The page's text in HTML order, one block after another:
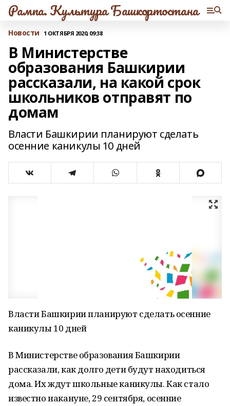
Рампа. Культура Башкортостана
Новости 1 ОКТЯБРЯ 2020, 09:38
В Министерстве
образования Башкирии
рассказали, на какой срок
школьников отправят по
домам
Власти Башкирии планируют сделать
осенние каникулы 10 дней
Власти Башкирии планируют сделать осенние
каникулы 10 дней
В Министерстве образования Башкирии
рассказали, как долго дети будут находиться
дома. Их ждут школьные каникулы. Как стало
известно накануне, 29 сентября, осенние